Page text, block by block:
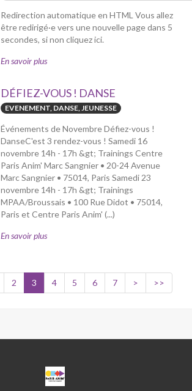
Redirection automatique en HTML Vous allez
être redirigé·e vers une nouvelle page dans 5
secondes, si non cliquez ici.
En savoir plus
DÉFIEZ-VOUS ! DANSE
EVENEMENT, DANSE, JEUNESSE
Événements de Novembre Défiez-vous !
DanseC'est 3 rendez-vous ! Samedi 16
novembre 14h - 17h &gt; Trainings Centre
Paris Anim' Marc Sangnier • 20-24 Avenue
Marc Sangnier • 75014, Paris Samedi 23
novembre 14h - 17h &gt; Trainings
MPAA/Broussais • 100 Rue Didot • 75014,
Paris et Centre Paris Anim' (...)
En savoir plus
2 3 4 5 6 7 > >>
CPA
MARC